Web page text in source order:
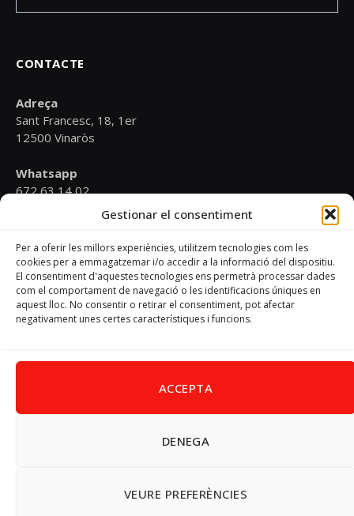
Gestionar el consentiment
Per a oferir les millors experiències, utilitzem tecnologies com les
cookies per a emmagatzemar i/o accedir a la informació del dispositiu.
El consentiment d'aquestes tecnologies ens permetrà processar dades
com el comportament de navegació o les identificacions úniques en
aquest lloc. No consentir o retirar el consentiment, pot afectar
negativament unes certes característiques i funcions.
ACCEPTA
DENEGA
VEURE PREFERÈNCIES
CONTACTE
Adreça
Sant Francesc, 18, 1er
12500 Vinaròs
Whatsapp
672 63 14 02
psoevinaros@gmail.com
Horari
Dilluns de 19:00 a 20:30 h
Instagram
© 2026 PSPV - Vinaròs